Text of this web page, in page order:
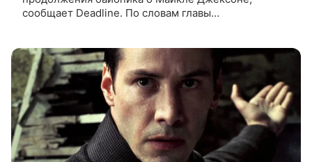
сообщает Deadline. По словам главы
конце